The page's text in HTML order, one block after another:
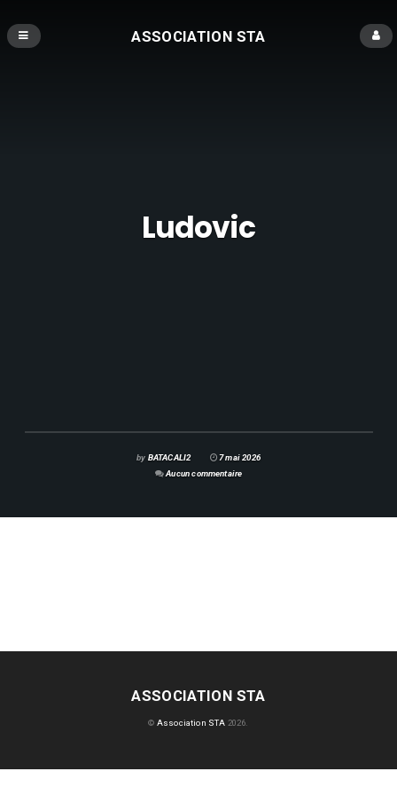
ASSOCIATION STA
Ludovic
by BATACALI2
7 mai 2026
Aucun commentaire
ASSOCIATION STA
© Association STA 2026.